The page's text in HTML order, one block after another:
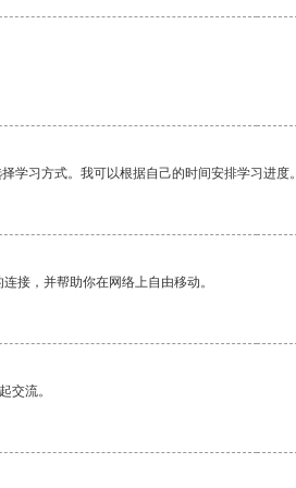
学习方式。我可以根据自己的时间安排学习进度。
接，并帮助你在网络上自由移动。
交流。